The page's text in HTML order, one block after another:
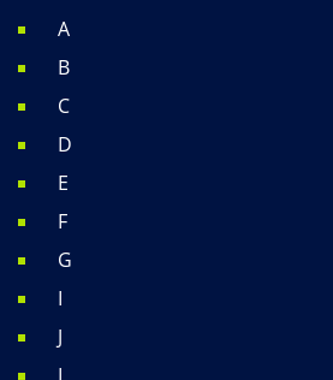
A
B
C
D
E
F
G
I
J